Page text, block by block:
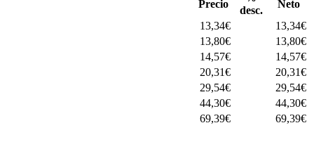
Precio
desc.
Neto
13,34€ 13,34€
13,80€ 13,80€
14,57€ 14,57€
20,31€ 20,31€
29,54€ 29,54€
44,30€ 44,30€
69,39€ 69,39€